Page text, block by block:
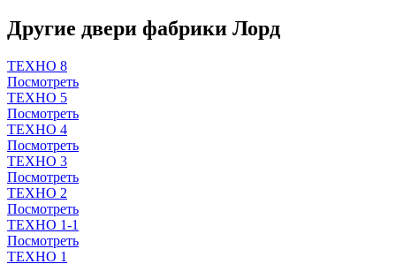
Другие двери фабрики Лорд
ТЕХНО 8
Посмотреть
ТЕХНО 5
Посмотреть
ТЕХНО 4
Посмотреть
ТЕХНО 3
Посмотреть
ТЕХНО 2
Посмотреть
ТЕХНО 1-1
Посмотреть
ТЕХНО 1